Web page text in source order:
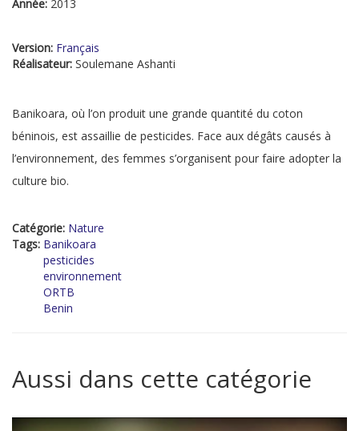
Année: 2013
Version: Français
Réalisateur: Soulemane Ashanti
Banikoara, où l’on produit une grande quantité du coton
béninois, est assaillie de pesticides. Face aux dégâts causés à
l’environnement, des femmes s’organisent pour faire adopter la
culture bio.
Catégorie: Nature
Tags: Banikoara
pesticides
environnement
ORTB
Benin
Aussi dans cette catégorie